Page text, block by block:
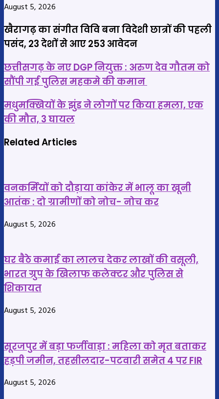
August 5, 2026
खैरागढ़ का संगीत विवि बना विदेशी छात्रों की पहली
पसंद, 23 देशों से आए 253 आवेदन
छत्तीसगढ़
के
DGP
नियुक्त
अरुण
सौंपी
गई
पुलिस
महकमे
कमान
छत्तीसगढ़ के नए DGP नियुक्त : अरुण देव गौतम को
सौंपी गई पुलिस महकमे की कमान
मधुमक्खियों
के
ने
हमला,
एक
की
मौत,
घायल
मधुमक्खियों के झुंड ने लोगों पर किया हमला, एक
की मौत, 3 घायल
Related Articles
वनकर्मियों को दौड़ाया कांकेर में भालू का खूनी
आतंक : दो ग्रामीणों को नोच- नोच कर
August 5, 2026
घर बैठे कमाई का लालच देकर लाखों की वसूली,
भारत ग्रुप के खिलाफ कलेक्टर और पुलिस से
शिकायत
August 5, 2026
सूरजपुर में बड़ा फर्जीवाड़ा : महिला को मृत बताकर
हड़पी जमीन, तहसीलदार-पटवारी समेत 4 पर FIR
August 5, 2026